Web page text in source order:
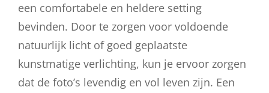
een comfortabele en heldere setting
bevinden. Door te zorgen voor voldoende
natuurlijk licht of goed geplaatste
kunstmatige verlichting, kun je ervoor zorgen
dat de foto’s levendig en vol leven zijn. Een